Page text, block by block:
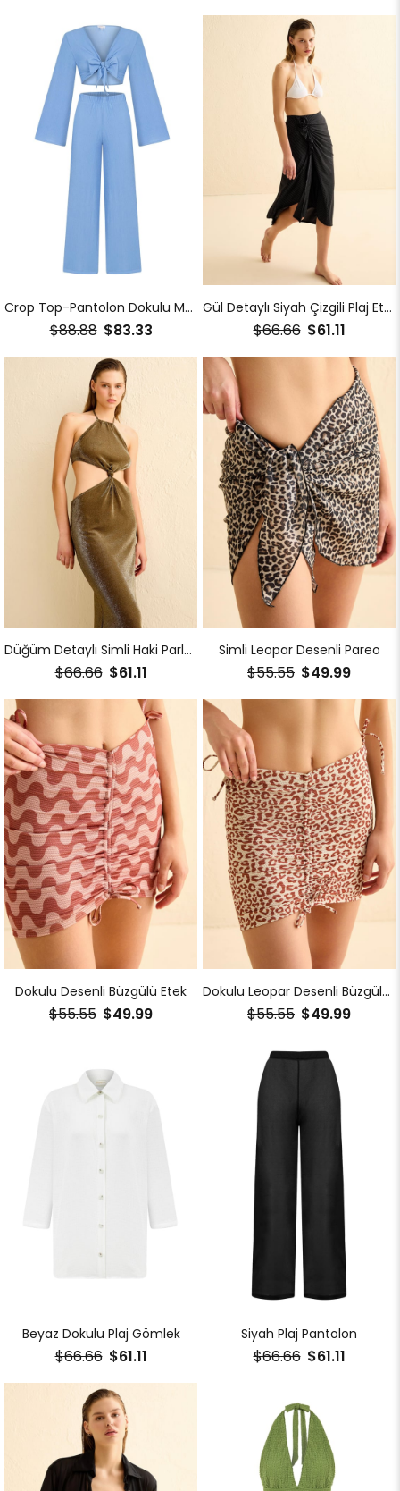
Crop Top-Pantolon Dokulu Mavi İkili Takım
$83.33
$88.88
Gül Detaylı Siyah Çizgili Plaj Etek
$61.11
$66.66
Düğüm Detaylı Simli Haki Parlak Elbise
$61.11
$66.66
Simli Leopar Desenli Pareo
$49.99
$55.55
Dokulu Desenli Büzgülü Etek
$49.99
$55.55
Dokulu Leopar Desenli Büzgülü Etek
$49.99
$55.55
Beyaz Dokulu Plaj Gömlek
$61.11
$66.66
Siyah Plaj Pantolon
$61.11
$66.66